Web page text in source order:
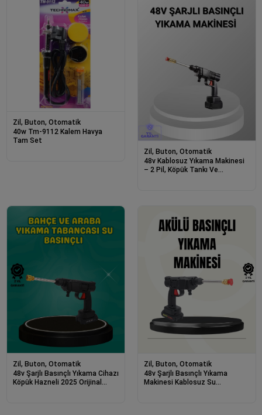
Zil, Buton, Otomatik
40w Tm-9112 Kalem Havya
Tam Set
Zil, Buton, Otomatik
48v Kablosuz Yıkama Makinesi
– 2 Pil, Köpük Tankı Ve
Zil, Buton, Otomatik
48v Şarjlı Basınçlı Yıkama Cihazı
Köpük Hazneli 2025 Orijinal
Zil, Buton, Otomatik
48v Şarjlı Basınçlı Yıkama
Makinesi Kablosuz Su